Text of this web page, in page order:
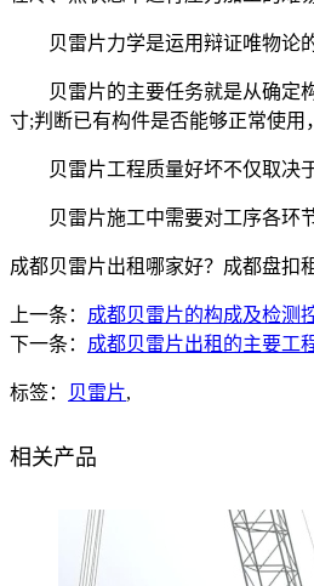
贝雷片力学是运用辩证唯物论的
贝雷片的主要任务就是从确定构
寸;判断已有构件是否能够正常使用
贝雷片工程质量好坏不仅取决于
贝雷片施工中需要对工序各环节
成都贝雷片出租哪家好？成都盘扣
上一条： 成都贝雷片的构成及检测
下一条： 成都贝雷片出租的主要工
标签： 贝雷片,
相关产品